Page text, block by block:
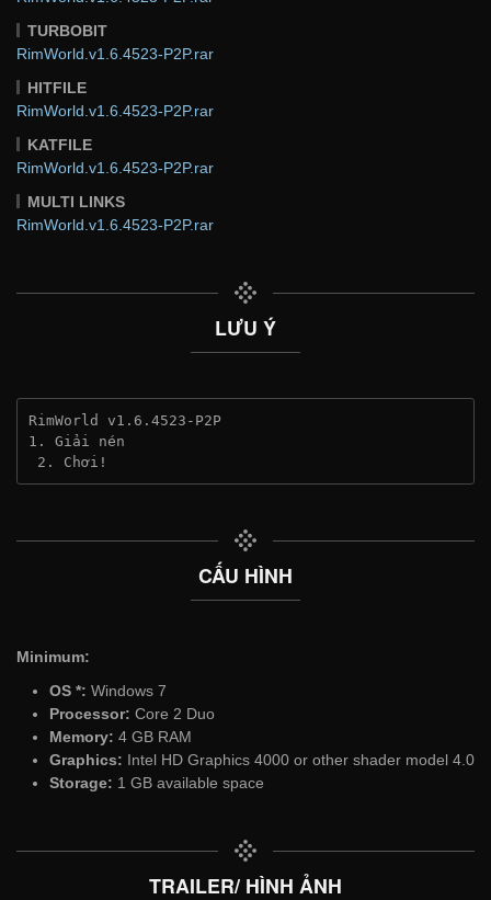
TURBOBIT
RimWorld.v1.6.4523-P2P.rar
HITFILE
RimWorld.v1.6.4523-P2P.rar
KATFILE
RimWorld.v1.6.4523-P2P.rar
MULTI LINKS
RimWorld.v1.6.4523-P2P.rar
LƯU Ý
RimWorld v1.6.4523-P2P
1. Giải nén
2. Chơi!
CẤU HÌNH
Minimum:
OS *: Windows 7
Processor: Core 2 Duo
Memory: 4 GB RAM
Graphics: Intel HD Graphics 4000 or other shader model 4.0
Storage: 1 GB available space
TRAILER/ HÌNH ẢNH